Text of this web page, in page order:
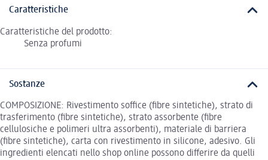
Caratteristiche
Caratteristiche del prodotto:
Senza profumi
Sostanze
COMPOSIZIONE: Rivestimento soffice (fibre sintetiche), strato di
trasferimento (fibre sintetiche), strato assorbente (fibre
cellulosiche e polimeri ultra assorbenti), materiale di barriera
(fibre sintetiche), carta con rivestimento in silicone, adesivo. Gli
ingredienti elencati nello shop online possono differire da quelli